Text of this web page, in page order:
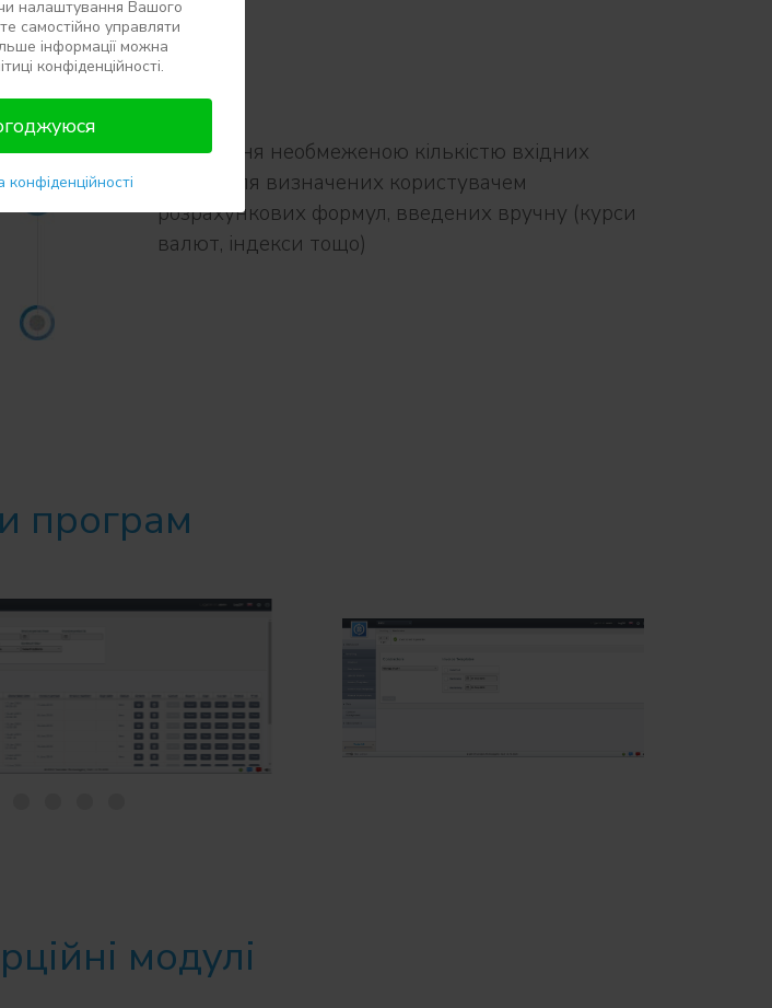
Керування необмеженою кількістю вхідних
даних для визначених користувачем
розрахункових формул, введених вручну (курси
валют, індекси тощо)
програм
модулі
налаштування Вашого
самостійно управляти
інформації можна
конфіденційності.
конфіденційності